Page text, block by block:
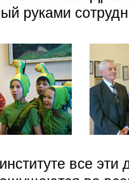
руками
все